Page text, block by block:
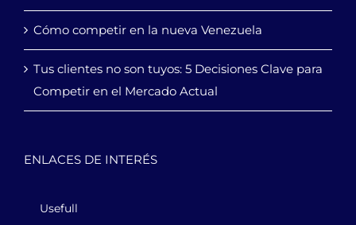
Cómo competir en la nueva Venezuela
Tus clientes no son tuyos: 5 Decisiones Clave para
Competir en el Mercado Actual
ENLACES DE INTERÉS
Usefull